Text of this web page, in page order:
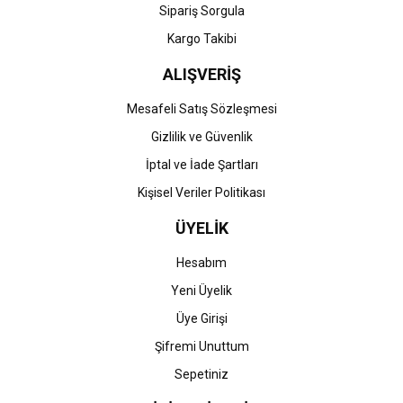
Gönder
Sipariş Sorgula
Kargo Takibi
ALIŞVERİŞ
Mesafeli Satış Sözleşmesi
Gizlilik ve Güvenlik
İptal ve İade Şartları
Kişisel Veriler Politikası
ÜYELİK
Hesabım
Yeni Üyelik
Üye Girişi
Şifremi Unuttum
Sepetiniz